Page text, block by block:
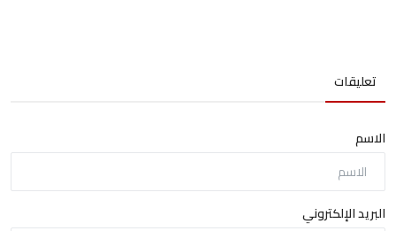
تعليقات
الاسم
البريد الإلكتروني